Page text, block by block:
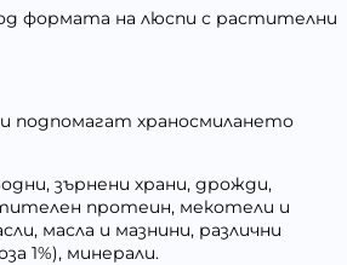
формата на люспи с растителни
подпомагат храносмилането
зърнени храни, дрожди,
протеин, мекотели и
масла и мазнини, различни
1%), минерали.